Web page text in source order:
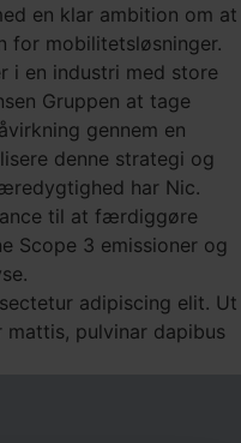
en klar ambition om at
for mobilitetsløsninger.
i en industri med store
Gruppen at tage
gennem en
denne strategi og
har Nic.
til at færdiggøre
Scope 3 emissioner og
adipiscing elit. Ut
pulvinar dapibus